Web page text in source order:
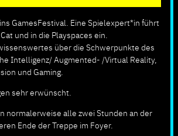
GamesFestival. Eine Spielexpert*in führt
und in die Playspaces ein.
über die Schwerpunkte des
Intelligenz/ Augmented- /Virtual Reality,
und Gaming.
sehr erwünscht.
normalerweise alle zwei Stunden an der
Ende der Treppe im Foyer.